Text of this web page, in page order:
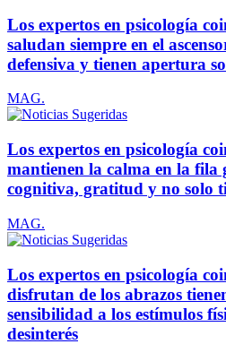
Los expertos en psicología
saludan siempre en el
defensiva y tienen apertura
MAG.
Los expertos en psicología
mantienen la calma en la fila
cognitiva, gratitud y no solo
MAG.
Los expertos en psicología
disfrutan de los abrazos
sensibilidad a los estímulos
desinterés